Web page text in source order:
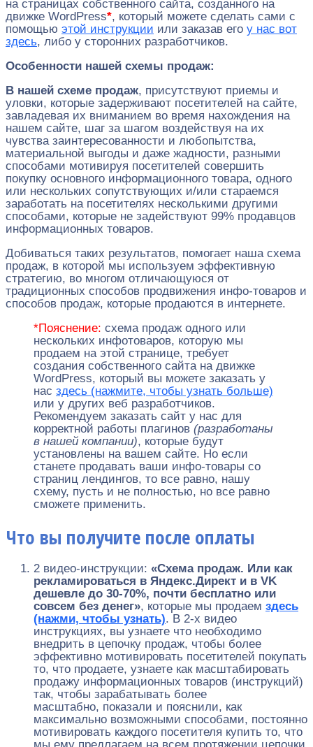
на страницах собственного сайта, созданного на
движке WordPress*, который можете сделать сами с
помощью этой инструкции или заказав его у нас вот
здесь, либо у сторонних разработчиков.
Особенности нашей схемы продаж:
В нашей схеме продаж, присутствуют приемы и
уловки, которые задерживают посетителей на сайте,
завладевая их вниманием во время нахождения на
нашем сайте, шаг за шагом воздействуя на их
чувства заинтересованности и любопытства,
материальной выгоды и даже жадности, разными
способами мотивируя посетителей совершить
покупку основного информационного товара, одного
или нескольких сопутствующих и/или стараемся
заработать на посетителях несколькими другими
способами, которые не задействуют 99% продавцов
информационных товаров.
Добиваться таких результатов, помогает наша схема
продаж, в которой мы используем эффективную
стратегию, во многом отличающуюся от
традиционных способов продвижения инфо-товаров и
способов продаж, которые продаются в интернете.
*Пояснение: схема продаж одного или
нескольких инфотоваров, которую мы
продаем на этой странице, требует
создания собственного сайта на движке
WordPress, который вы можете заказать у
нас здесь (нажмите, чтобы узнать больше)
или у других веб разработчиков.
Рекомендуем заказать сайт у нас для
корректной работы плагинов (разработаны
в нашей компании), которые будут
установлены на вашем сайте. Но если
станете продавать ваши инфо-товары со
страниц лендингов, то все равно, нашу
схему, пусть и не полностью, но все равно
сможете применить.
Что вы получите после оплаты
2 видео-инструкции: «Схема продаж. Или как
рекламироваться в Яндекс.Директ и в VK
дешевле до 30-70%, почти бесплатно или
совсем без денег», которые мы продаем здесь
(нажми, чтобы узнать). В 2-х видео
инструкциях, вы узнаете что необходимо
внедрить в цепочку продаж, чтобы более
эффективно мотивировать посетителей покупать
то, что продаете, узнаете как масштабировать
продажу информационных товаров (инструкций)
так, чтобы зарабатывать более
масштабно, показали и пояснили, как
максимально возможными способами, постоянно
мотивировать каждого посетителя купить то, что